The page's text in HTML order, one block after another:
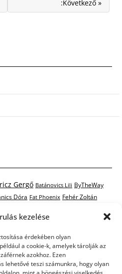
kezelése
érdekében olyan
a cookie-k, amelyek tárolják az
azokhoz. Ezen
lehetővé teszi számunkra, hogy olyan
:Következő »
Gergő Batánovics Lili ByTheWay
Dóra Fat Phoenix Fehér Zoltán
László Stone
Miklós mentor Muri Enikő
Lili Rocktenors RTL Klub
Szikora Róbert Takács Nikolas